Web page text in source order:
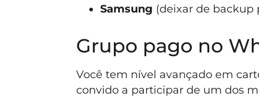
Samsung (deixar de backup
Grupo pago no
Você tem nível avançado em
convido a participar de um dos